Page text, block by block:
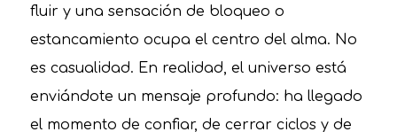
fluir y una sensación de bloqueo o
estancamiento ocupa el centro del alma. No
es casualidad. En realidad, el universo está
enviándote un mensaje profundo: ha llegado
el momento de confiar, de cerrar ciclos y de